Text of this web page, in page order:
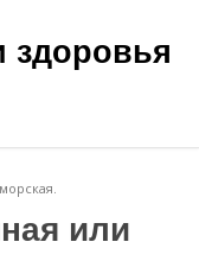
здоровья
или